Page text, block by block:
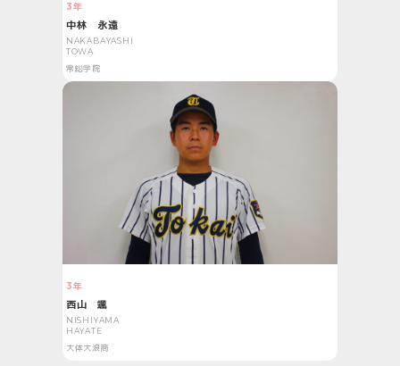
3年
中林 永遠
NAKABAYASHI
TOWA
常総学院
3年
西山 颯
NISHIYAMA
HAYATE
大体大浪商